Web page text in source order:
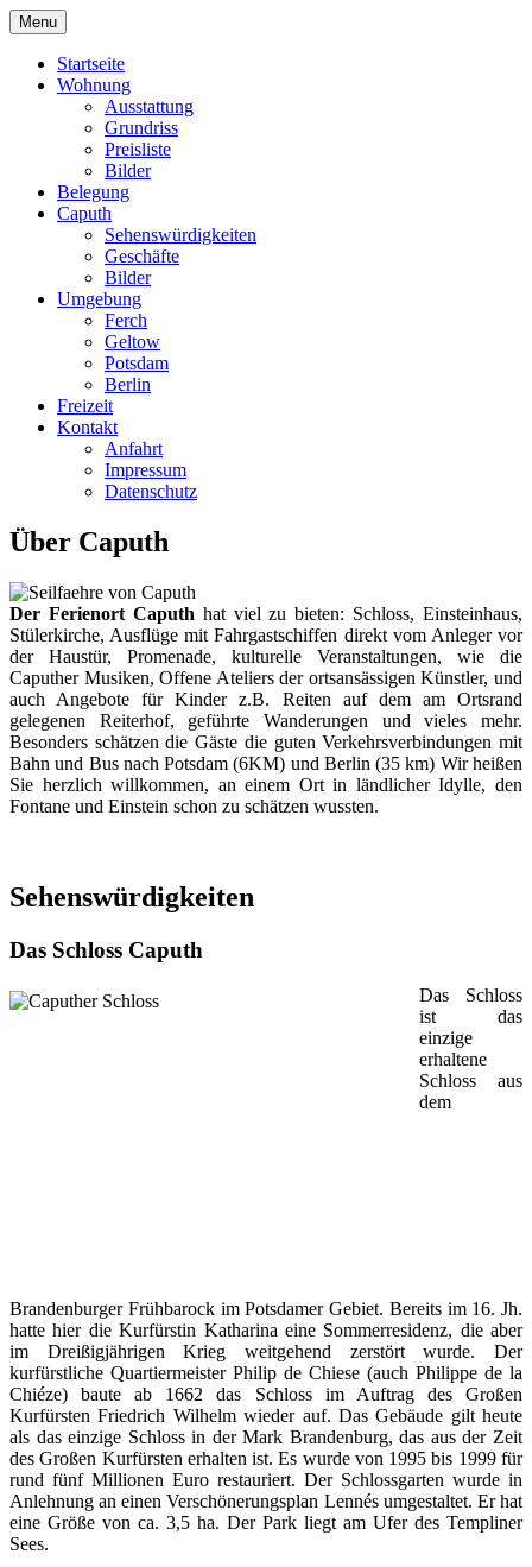
Menu
Startseite
Wohnung
Ausstattung
Grundriss
Preisliste
Bilder
Belegung
Caputh
Sehenswürdigkeiten
Geschäfte
Bilder
Umgebung
Ferch
Geltow
Potsdam
Berlin
Freizeit
Kontakt
Anfahrt
Impressum
Datenschutz
Über Caputh
Der Ferienort Caputh hat viel zu bieten: Schloss, Einsteinhaus,
Stülerkirche, Ausflüge mit Fahrgastschiffen direkt vom Anleger vor
der Haustür, Promenade, kulturelle Veranstaltungen, wie die
Caputher Musiken, Offene Ateliers der ortsansässigen Künstler, und
auch Angebote für Kinder z.B. Reiten auf dem am Ortsrand
gelegenen Reiterhof, geführte Wanderungen und vieles mehr.
Besonders schätzen die Gäste die guten Verkehrsverbindungen mit
Bahn und Bus nach Potsdam (6KM) und Berlin (35 km) Wir heißen
Sie herzlich willkommen, an einem Ort in ländlicher Idylle, den
Fontane und Einstein schon zu schätzen wussten.
Sehenswürdigkeiten
Das Schloss Caputh
Das Schloss
ist das
einzige
erhaltene
Schloss aus
dem
Brandenburger Frühbarock im Potsdamer Gebiet. Bereits im 16. Jh.
hatte hier die Kurfürstin Katharina eine Sommerresidenz, die aber
im Dreißigjährigen Krieg weitgehend zerstört wurde. Der
kurfürstliche Quartiermeister Philip de Chiese (auch Philippe de la
Chiéze) baute ab 1662 das Schloss im Auftrag des Großen
Kurfürsten Friedrich Wilhelm wieder auf. Das Gebäude gilt heute
als das einzige Schloss in der Mark Brandenburg, das aus der Zeit
des Großen Kurfürsten erhalten ist. Es wurde von 1995 bis 1999 für
rund fünf Millionen Euro restauriert. Der Schlossgarten wurde in
Anlehnung an einen Verschönerungsplan Lennés umgestaltet. Er hat
eine Größe von ca. 3,5 ha. Der Park liegt am Ufer des Templiner
Sees.